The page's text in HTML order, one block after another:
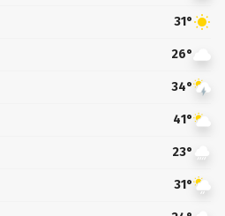
31°
26°
34°
41°
23°
31°